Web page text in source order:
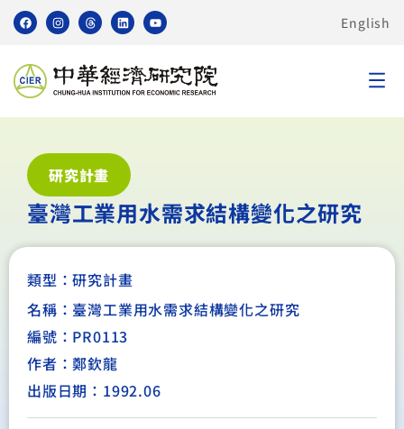
English
研究計畫
臺灣工業用水需求結構變化之研究
類型：研究計畫
名稱：臺灣工業用水需求結構變化之研究
編號：PR0113
作者：鄭欽龍
出版日期：1992.06